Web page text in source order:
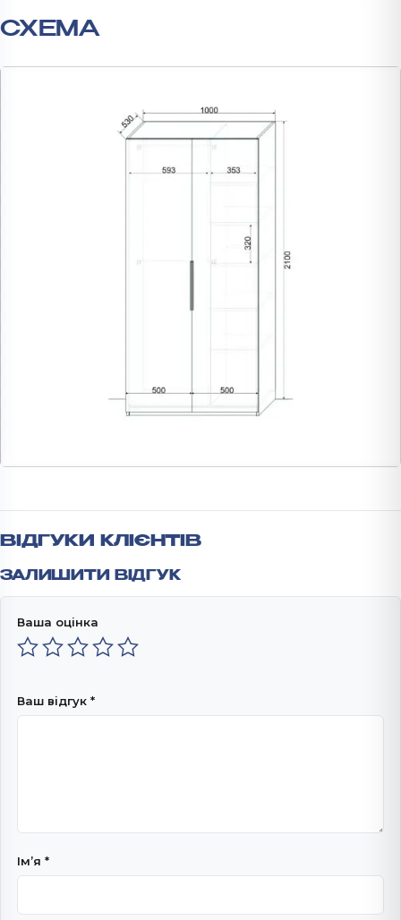
СХЕМА
ВІДГУКИ КЛІЄНТІВ
ЗАЛИШИТИ ВІДГУК
Ваша оцінка
Ваш відгук *
Імʼя *